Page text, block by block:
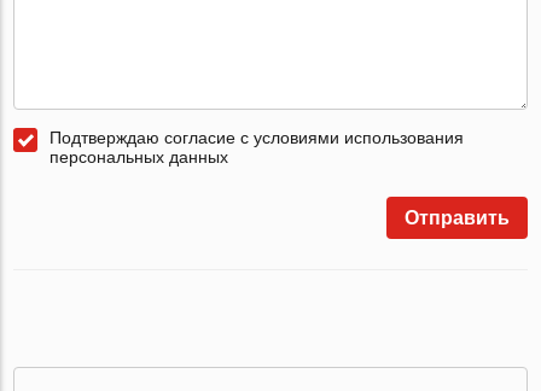
Подтверждаю согласие с условиями использования
персональных данных
Отправить